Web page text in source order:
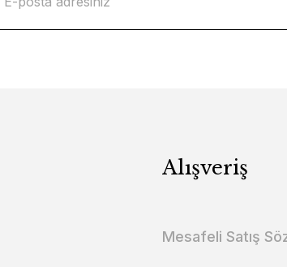
Alışveriş
Mesafeli Satış